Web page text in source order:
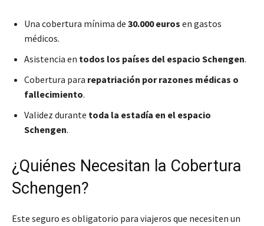
Una cobertura mínima de 30.000 euros en gastos
médicos.
Asistencia en todos los países del espacio Schengen.
Cobertura para repatriación por razones médicas o
fallecimiento.
Validez durante toda la estadía en el espacio
Schengen.
¿Quiénes Necesitan la Cobertura
Schengen?
Este seguro es obligatorio para viajeros que necesiten un